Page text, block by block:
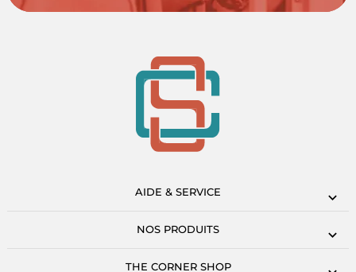
AIDE & SERVICE
NOS PRODUITS
THE CORNER SHOP